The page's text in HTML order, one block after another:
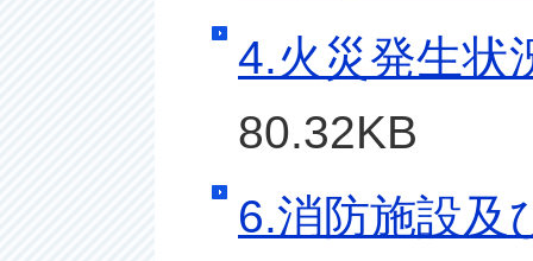
4.火災発生状
80.32KB
6.消防施設及